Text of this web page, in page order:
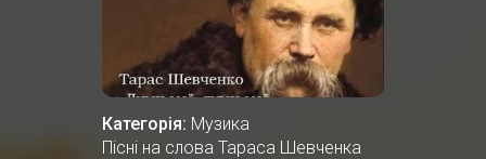
Категорія: Музика
Пісні на слова Тараса Шевченка